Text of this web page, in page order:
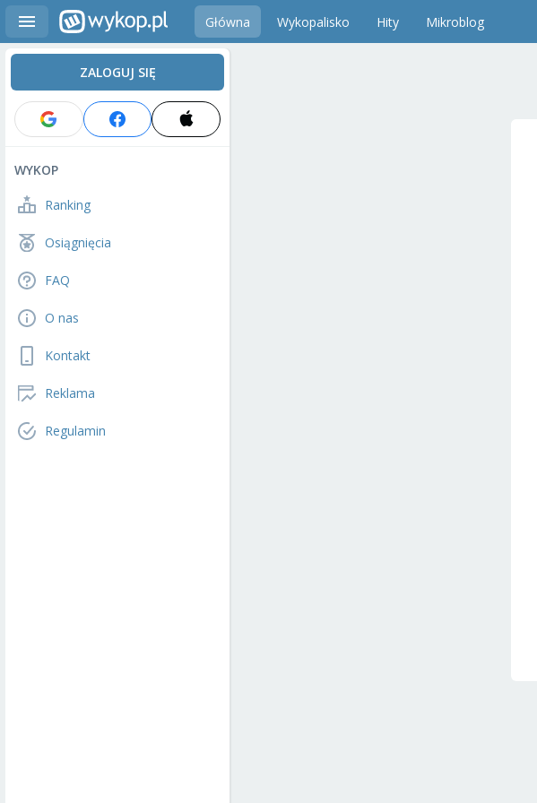
Główna Wykopalisko Hity Mikroblog
ZALOGUJ SIĘ
WYKOP
Ranking
Osiągnięcia
FAQ
O nas
Kontakt
Reklama
Regulamin